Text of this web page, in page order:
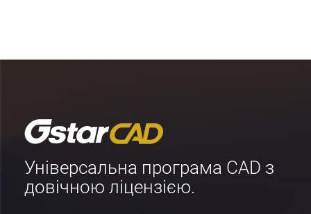
Універсальна програма CAD з
довічною ліцензією.